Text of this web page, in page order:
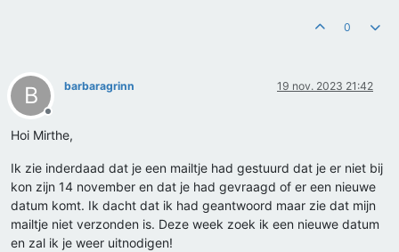
0
B
Offline
barbaragrinn 19 nov. 2023 21:42
Hoi Mirthe,
Ik zie inderdaad dat je een mailtje had gestuurd dat je er niet bij
kon zijn 14 november en dat je had gevraagd of er een nieuwe
datum komt. Ik dacht dat ik had geantwoord maar zie dat mijn
mailtje niet verzonden is. Deze week zoek ik een nieuwe datum
en zal ik je weer uitnodigen!